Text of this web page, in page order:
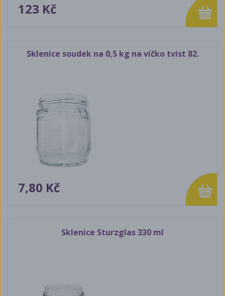
123 Kč
Sklenice soudek na 0,5 kg na víčko tvist 82.
7,80 Kč
Sklenice Sturzglas 330 ml